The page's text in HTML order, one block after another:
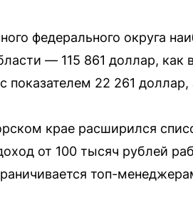
федерального округа
— 115 861 доллар, как
показателем 22 261
крае расширился
от 100 тысяч рублей
топ-